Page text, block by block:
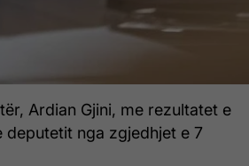
Ardian Gjini, me rezultatet e
deputetit nga zgjedhjet e 7